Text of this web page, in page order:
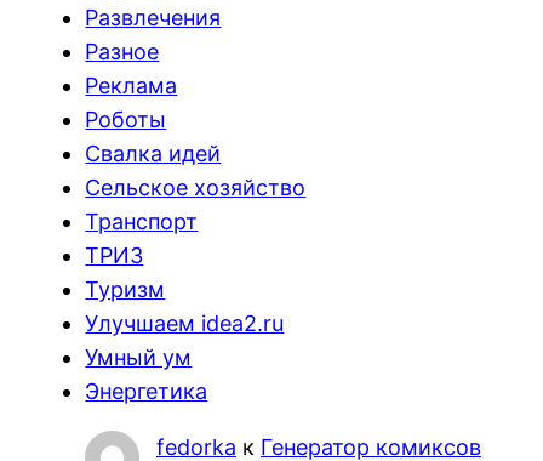
Развлечения
Разное
Реклама
Роботы
Свалка идей
Сельское хозяйство
Транспорт
ТРИЗ
Туризм
Улучшаем idea2.ru
Умный ум
Энергетика
fedorka к Генератор комиксов